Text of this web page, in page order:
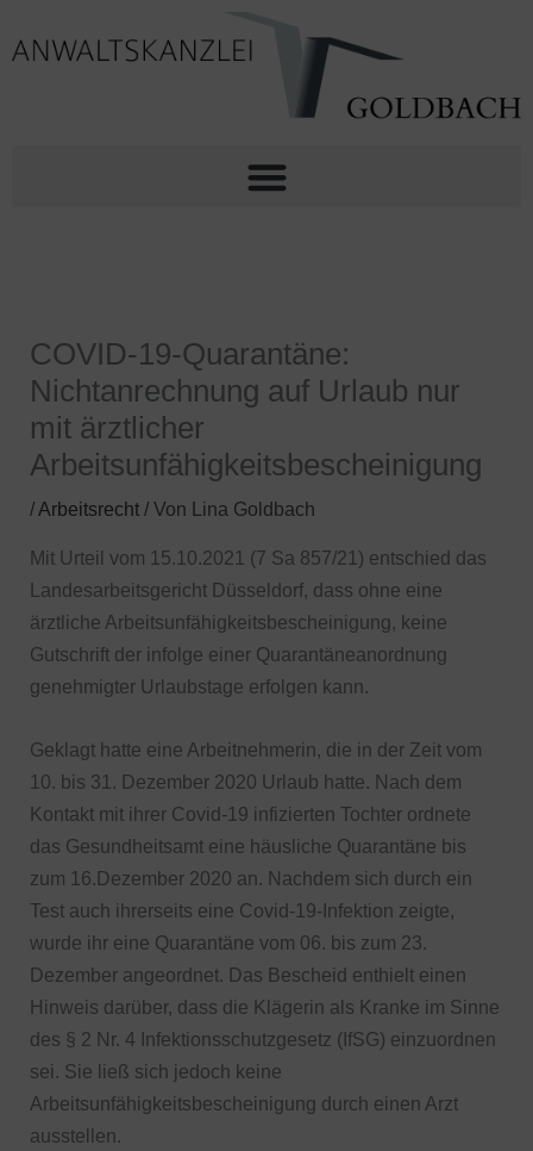
Inhalt
COVID-19-Quarantäne:
Nichtanrechnung auf Urlaub nur
mit ärztlicher
Arbeitsunfähigkeitsbescheinigung
/Arbeitsrecht/ Von Lina Goldbach
Mit Urteil vom 15.10.2021 (7 Sa 857/21) entschied das
Landesarbeitsgericht Düsseldorf, dass ohne eine
ärztliche Arbeitsunfähigkeitsbescheinigung, keine
Gutschrift der infolge einer Quarantäneanordnung
genehmigter Urlaubstage erfolgen kann.
Geklagt hatte eine Arbeitnehmerin, die in der Zeit vom
10. bis 31. Dezember 2020 Urlaub hatte. Nach dem
Kontakt mit ihrer Covid-19 infizierten Tochter ordnete
das Gesundheitsamt eine häusliche Quarantäne bis
zum 16.Dezember 2020 an. Nachdem sich durch ein
Test auch ihrerseits eine Covid-19-Infektion zeigte,
wurde ihr eine Quarantäne vom 06. bis zum 23.
Dezember angeordnet. Das Bescheid enthielt einen
Hinweis darüber, dass die Klägerin als Kranke im Sinne
des § 2 Nr. 4 Infektionsschutzgesetz (IfSG) einzuordnen
sei. Sie ließ sich jedoch keine
Arbeitsunfähigkeitsbescheinigung durch einen Arzt
ausstellen.
u